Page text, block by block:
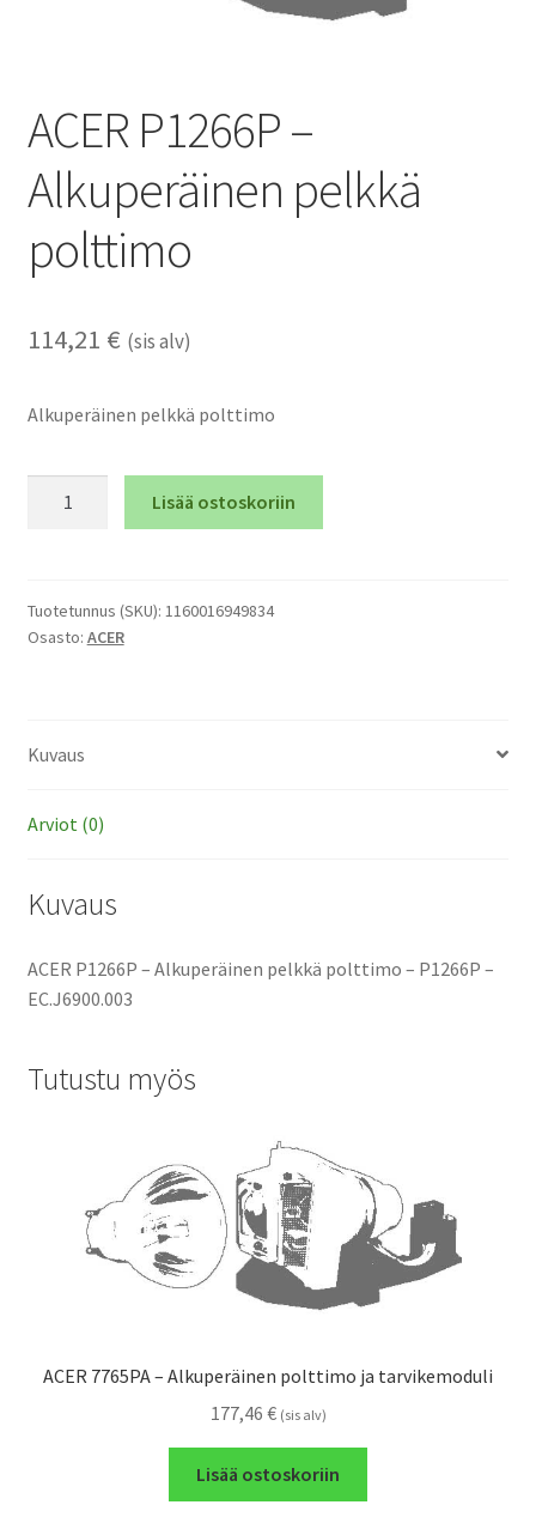
ACER P1266P –
Alkuperäinen pelkkä
polttimo
114,21 € (sis alv)
Alkuperäinen pelkkä polttimo
pelkkä
polttimo
Lisää ostoskoriin
Tuotetunnus (SKU): 1160016949834
Osasto: ACER
Kuvaus
Arviot (0)
Kuvaus
ACER P1266P – Alkuperäinen pelkkä polttimo – P1266P –
EC.J6900.003
Tutustu myös
ACER 7765PA – Alkuperäinen polttimo ja tarvikemoduli
177,46 € (sis alv)
Lisää ostoskoriin